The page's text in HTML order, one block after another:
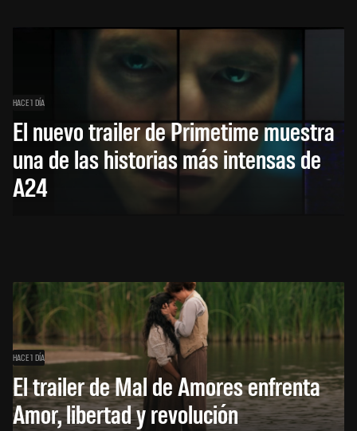
HACE 1 DÍA
El nuevo trailer de Primetime muestra
una de las historias más intensas de
A24
HACE 1 DÍA
El trailer de Mal de Amores enfrenta
Amor, libertad y revolución